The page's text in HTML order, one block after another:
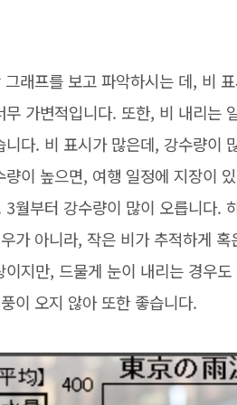
래프를 보고 파악하시는 데, 비
가변적입니다. 또한, 비 내리는
다. 비 표시가 많은데, 강수량이
이 높으면, 여행 일정에 지장이
월부터 강수량이 많이 오릅니다.
가 아니라, 작은 비가 추적하게
지만, 드물게 눈이 내리는 경우
이 오지 않아 또한 좋습니다.